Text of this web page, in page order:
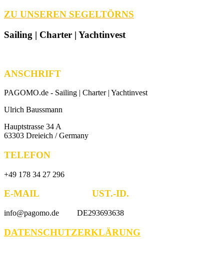
ZU UNSEREN SEGELTÖRNS
Sailing | Charter | Yachtinvest
ANSCHRIFT
PAGOMO.de - Sailing | Charter | Yachtinvest
Ulrich Baussmann
Hauptstrasse 34 A
63303 Dreieich / Germany
TELEFON
+49 178 34 27 296
E-MAIL UST.-ID.
info@pagomo.de DE293693638
DATENSCHUTZERKLÄRUNG